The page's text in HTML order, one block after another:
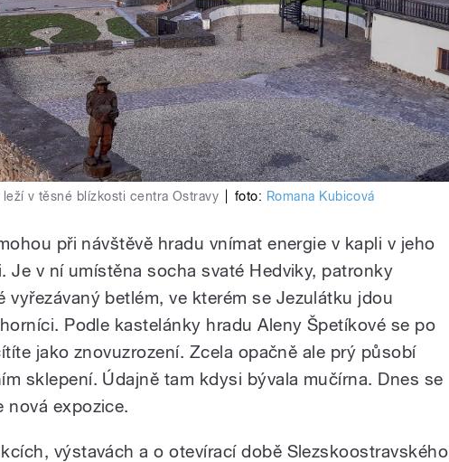
v těsné blízkosti centra Ostravy foto: Romana Kubicová
při návštěvě hradu vnímat energie v kapli v jeho
Je v ní umístěna socha svaté Hedviky, patronky
vyřezávaný betlém, ve kterém se Jezulátku jdou
Podle kastelánky hradu Aleny Špetíkové se po
jako znovuzrození. Zcela opačně ale prý působí
sklepení. Údajně tam kdysi bývala mučírna. Dnes se
nová expozice.
výstavách a o otevírací době Slezskoostravského